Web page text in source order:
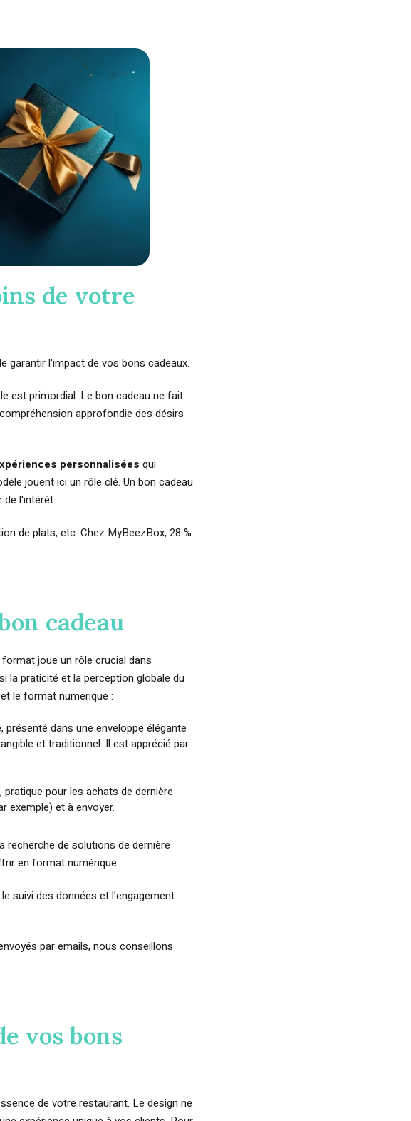
de votre
garantir l'impact de vos bons cadeaux.
est primordial. Le bon cadeau ne fait
approfondie des désirs
personnalisées qui
jouent ici un rôle clé. Un bon cadeau
l'intérêt.
de plats, etc. Chez MyBeezBox, 28 %
cadeau
joue un rôle crucial dans
la praticité et la perception globale du
le format numérique :
présenté dans une enveloppe élégante
et traditionnel. Il est apprécié par
pour les achats de dernière
exemple) et à envoyer.
recherche de solutions de dernière
en format numérique.
suivi des données et l'engagement
par emails, nous conseillons
vos bons
de votre restaurant. Le design ne